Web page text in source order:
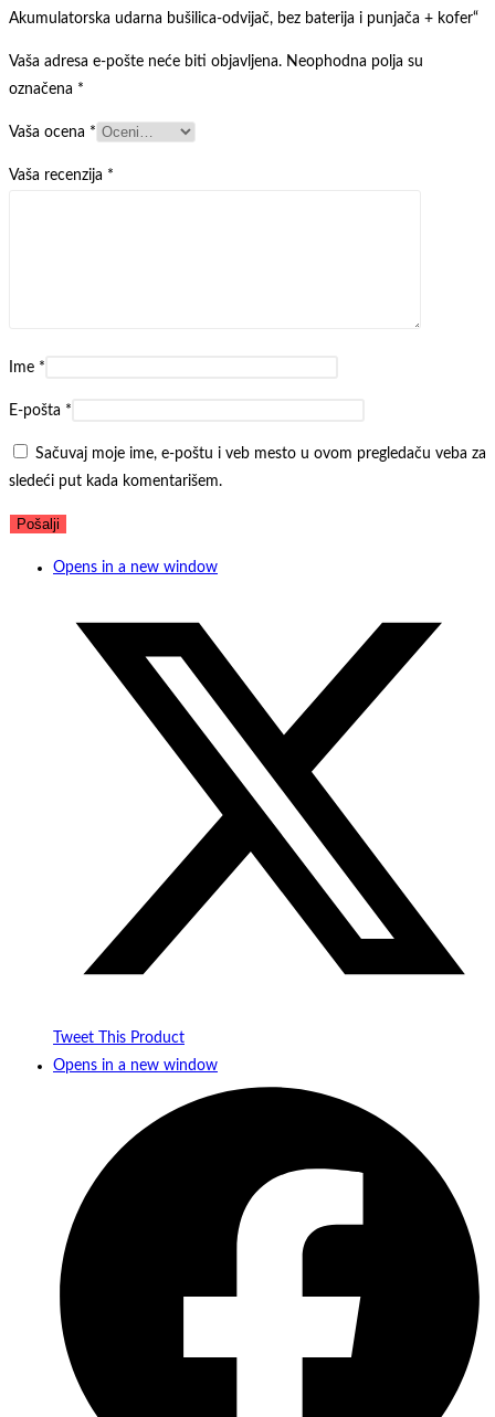
Akumulatorska udarna bušilica-odvijač, bez baterija i punjača + kofer“
Vaša adresa e-pošte neće biti objavljena. Neophodna polja su
označena *
Vaša ocena *
Vaša recenzija *
Ime *
E-pošta *
Sačuvaj moje ime, e-poštu i veb mesto u ovom pregledaču veba za
sledeći put kada komentarišem.
Opens in a new window
Tweet This Product
Opens in a new window